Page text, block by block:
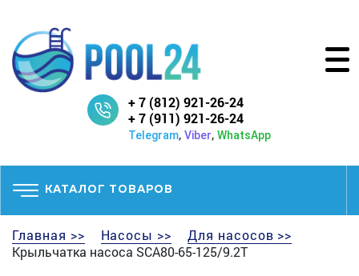
+ 7 (812) 921-26-24
+ 7 (911) 921-26-24
Telegram, Viber, WhatsApp
КАТАЛОГ ТОВАРОВ
Главная >> Насосы >>
Для насосов >>
Крыльчатка насоса SCA80-65-125/9.2T